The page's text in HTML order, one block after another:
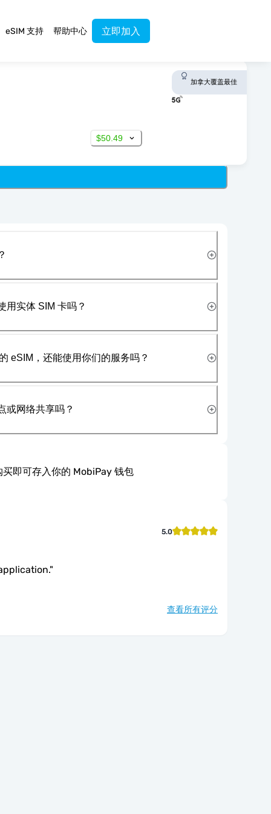
eSIM 支持 帮助中心 立即加入
加拿大覆盖最佳
$50.49
用实体 SIM 卡吗？
eSIM，还能使用你们的服务吗？
或网络共享吗？
买即可存入你的 MobiPay 钱包
5.0
"
查看所有评分